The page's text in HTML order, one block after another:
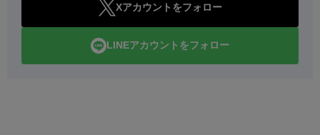
Xアカウントをフォロー
LINEアカウントをフォロー